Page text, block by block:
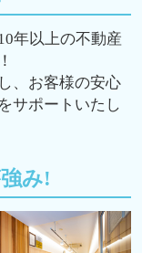
年以上の不動産
、お客様の安心
サポートいたし
み!